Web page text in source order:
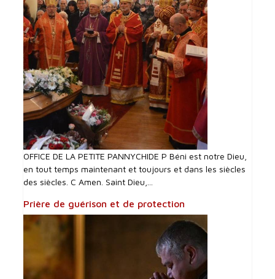
OFFICE DE LA PETITE PANNYCHIDE P Béni est notre Dieu,
en tout temps maintenant et toujours et dans les siècles
des siècles. C Amen. Saint Dieu,...
Prière de guérison et de protection